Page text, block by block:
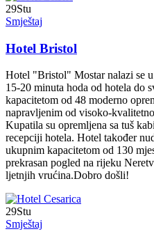
29Stu
Smještaj
Hotel Bristol
Hotel "Bristol" Mostar nalazi se
15-20 minuta hoda od hotela do
kapacitetom od 48 moderno
napravljenim od visoko-
Kupatila su opremljena sa tuš
recepciji hotela. Hotel također
ukupnim kapacitetom od 130
prekrasan pogled na rijeku
ljetnjih vrućina.Dobro došli!
29Stu
Smještaj